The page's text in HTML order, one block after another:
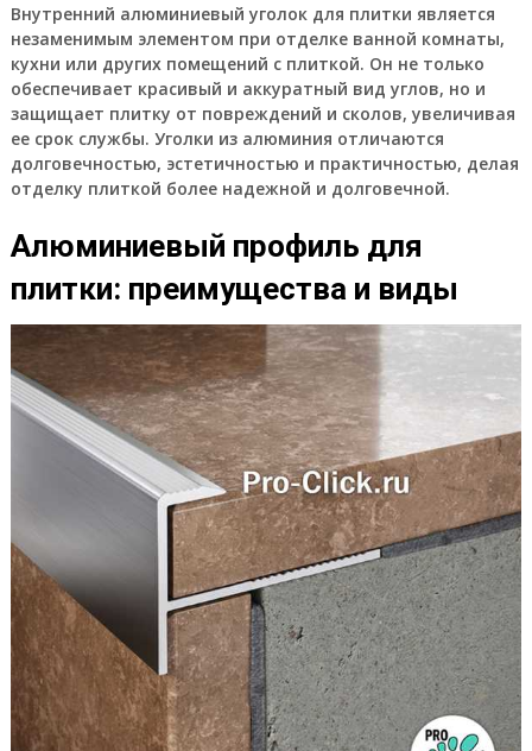
Внутренний алюминиевый уголок для плитки является
незаменимым элементом при отделке ванной комнаты,
кухни или других помещений с плиткой. Он не только
обеспечивает красивый и аккуратный вид углов, но и
защищает плитку от повреждений и сколов, увеличивая
ее срок службы. Уголки из алюминия отличаются
долговечностью, эстетичностью и практичностью, делая
отделку плиткой более надежной и долговечной.
Алюминиевый профиль для
плитки: преимущества и виды